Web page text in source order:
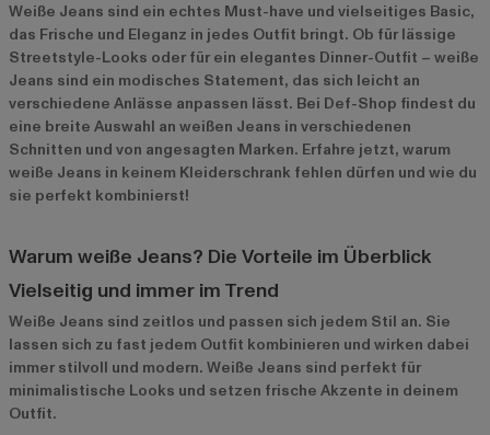
Weiße Jeans sind ein echtes Must-have und vielseitiges Basic,
das Frische und Eleganz in jedes Outfit bringt. Ob für lässige
Streetstyle-Looks oder für ein elegantes Dinner-Outfit – weiße
Jeans sind ein modisches Statement, das sich leicht an
verschiedene Anlässe anpassen lässt. Bei Def-Shop findest du
eine breite Auswahl an weißen Jeans in verschiedenen
Schnitten und von angesagten Marken. Erfahre jetzt, warum
weiße Jeans in keinem Kleiderschrank fehlen dürfen und wie du
sie perfekt kombinierst!
Warum weiße Jeans? Die Vorteile im Überblick
Vielseitig und immer im Trend
Weiße Jeans sind zeitlos und passen sich jedem Stil an. Sie
lassen sich zu fast jedem Outfit kombinieren und wirken dabei
immer stilvoll und modern. Weiße Jeans sind perfekt für
minimalistische Looks und setzen frische Akzente in deinem
Outfit.